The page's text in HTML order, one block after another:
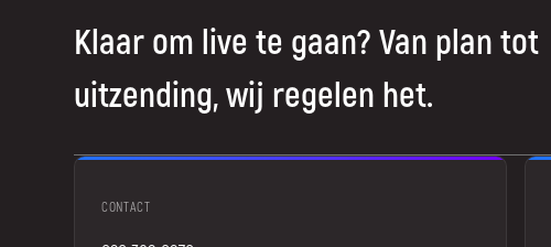
Klaar om live te gaan? Van plan tot
uitzending, wij regelen het.
CONTACT